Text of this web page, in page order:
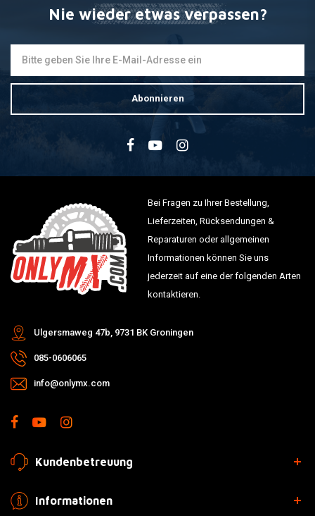
Nie wieder etwas verpassen?
Abonnieren
Bei Fragen zu Ihrer Bestellung,
Lieferzeiten, Rücksendungen &
Reparaturen oder allgemeinen
Informationen können Sie uns
jederzeit auf eine der folgenden Arten
kontaktieren.
Ulgersmaweg 47b, 9731 BK Groningen
085-0606065
info@onlymx.com
Kundenbetreuung
Informationen